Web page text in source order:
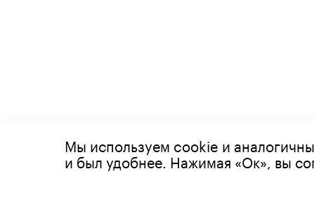
© 2026 Все права защищены
Мы используем cookie и
и был удобнее. Нажимая «Ок», вы